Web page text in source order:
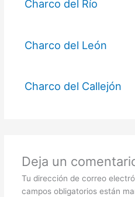
Charco del Río
Charco del León
Charco del Callejón
Deja un
Tu dirección de correo
campos obligatorios están